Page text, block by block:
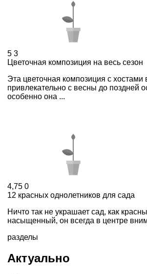
5 3
Цветочная композиция на весь сезон
Эта цветочная композиция с хостами
привлекательно с весны до поздней
особенно она ...
4,75 0
12 красных однолетников для сада
Ничто так не украшает сад, как
насыщенный, он всегда в центре
разделы
Актуально